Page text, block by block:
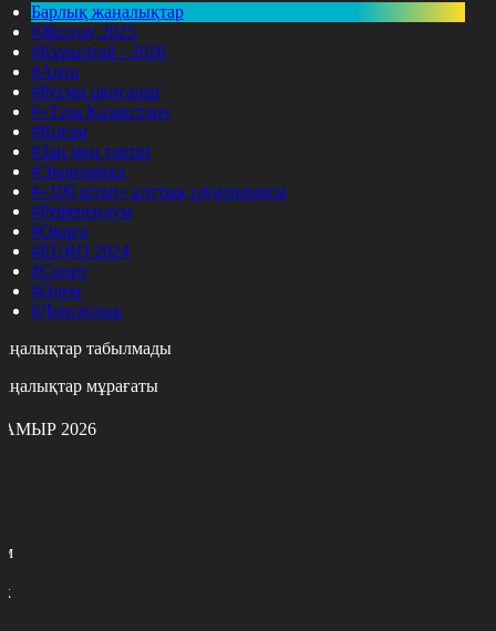
Барлық жаңалықтар
#Жолдау 2025
#Құрылтай - 2026
#Апта
#Ресми оқиғалар
#«Таза Қазақстан»
#Қоғам
#Заң мен тәртіп
#Экономика
#«100 кітап» ұлттық сауалнамасы
#Референдум
#Оқиға
#EURO 2024
#Спорт
#Әлем
#Денсаулық
табылмады
мұрағаты
2026